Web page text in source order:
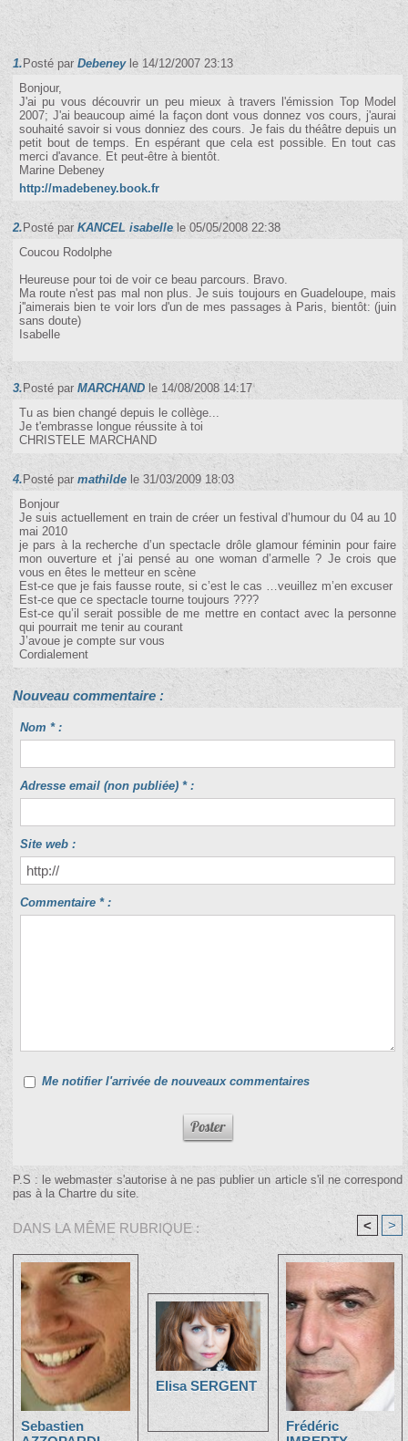
1. Posté par Debeney le 14/12/2007 23:13
Bonjour,
J'ai pu vous découvrir un peu mieux à travers l'émission Top Model
2007; J'ai beaucoup aimé la façon dont vous donnez vos cours, j'aurai
souhaité savoir si vous donniez des cours. Je fais du théâtre depuis un
petit bout de temps. En espérant que cela est possible. En tout cas
merci d'avance. Et peut-être à bientôt.
Marine Debeney
http://madebeney.book.fr
2. Posté par KANCEL isabelle le 05/05/2008 22:38
Coucou Rodolphe
Heureuse pour toi de voir ce beau parcours. Bravo.
Ma route n'est pas mal non plus. Je suis toujours en Guadeloupe, mais
j''aimerais bien te voir lors d'un de mes passages à Paris, bientôt: (juin
sans doute)
Isabelle
3. Posté par MARCHAND le 14/08/2008 14:17
Tu as bien changé depuis le collège...
Je t'embrasse longue réussite à toi
CHRISTELE MARCHAND
4. Posté par mathilde le 31/03/2009 18:03
Bonjour
Je suis actuellement en train de créer un festival d’humour du 04 au 10
mai 2010
je pars à la recherche d’un spectacle drôle glamour féminin pour faire
mon ouverture et j’ai pensé au one woman d’armelle ? Je crois que
vous en êtes le metteur en scène
Est-ce que je fais fausse route, si c’est le cas …veuillez m’en excuser
Est-ce que ce spectacle tourne toujours ????
Est-ce qu’il serait possible de me mettre en contact avec la personne
qui pourrait me tenir au courant
J’avoue je compte sur vous
Cordialement
Nouveau commentaire :
Nom * :
Adresse email (non publiée) * :
Site web :
Commentaire * :
Me notifier l'arrivée de nouveaux commentaires
P.S : le webmaster s'autorise à ne pas publier un article s'il ne correspond
pas à la Chartre du site.
DANS LA MÊME RUBRIQUE : < >
Sebastien
Elisa SERGENT
Frédéric